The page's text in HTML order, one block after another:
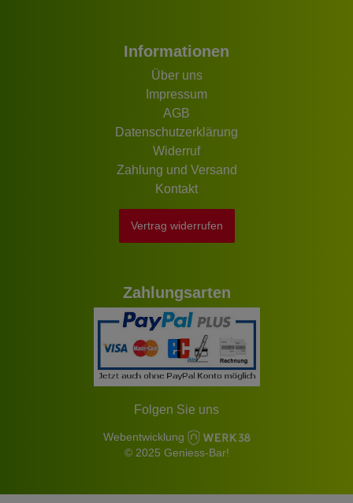
Informationen
Über uns
Impressum
AGB
Datenschutzerklärung
Widerruf
Zahlung und Versand
Kontakt
Vertrag widerrufen
Zahlungsarten
Folgen Sie uns
Webentwicklung
© 2025 Geniess-Bar!